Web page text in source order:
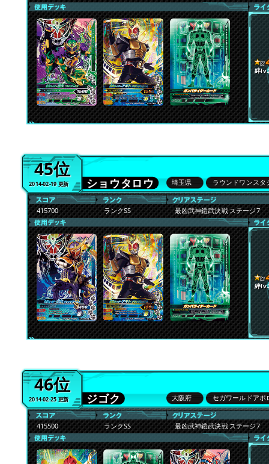
絆
45位
2014-02-19 更新 ショウタロウ 埼玉県 ラウンドワンスタ
415700 ランクSS 最凶武神鎧武決戦 ステージ7
絆
46位
2014-02-25 更新 ジゴク 大阪府 セガワールドアポ
415500 ランクSS 最凶武神鎧武決戦 ステージ7